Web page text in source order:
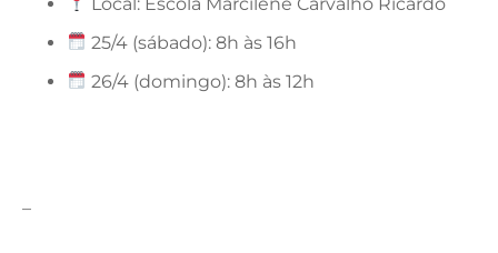
25/4 (sábado): 8h às 16h
26/4 (domingo): 8h às 12h
–